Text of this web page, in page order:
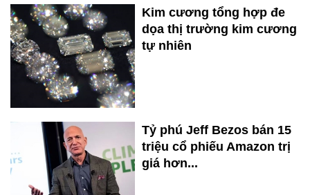
Kim cương tổng hợp đe
dọa thị trường kim cương
tự nhiên
Tỷ phú Jeff Bezos bán 15
triệu cổ phiếu Amazon trị
giá hơn...